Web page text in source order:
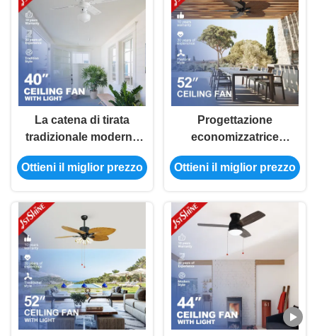
La catena di tirata
tradizionale moderna
del ventilatore da
soffitto di CA commuta
Ottieni il miglior prezzo
Progettazione
economizzatrice
d'energia a 52 pollici del
fiore dei ventilatori da
decorativi dell'hotel
Ottieni il miglior prezzo